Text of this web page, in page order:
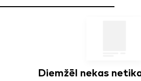
Diemžēl nekas